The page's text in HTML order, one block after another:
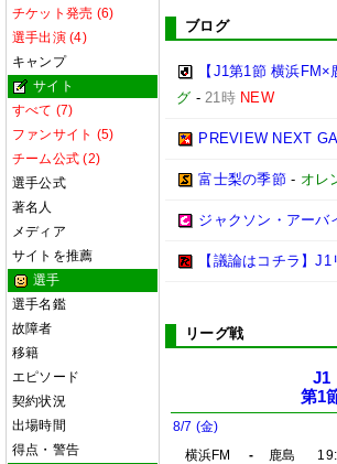
チケット発売 (6)
選手出演 (4)
キャンプ
サイト
すべて (7)
ファンサイト (5)
チーム公式 (2)
選手公式
著名人
メディア
サイトを推薦
選手
選手名鑑
故障者
移籍
エピソード
契約状況
出場時間
得点・警告
ブログ
【J1第1節 横浜
グ -21時 NEW
PREVIEW NEXT
富士梨の季節 - オレ
ジャクソン・アーバ
【議論はコチラ】
リーグ戦
J1
第1
8/7 (金)
横浜FM
- 鹿島